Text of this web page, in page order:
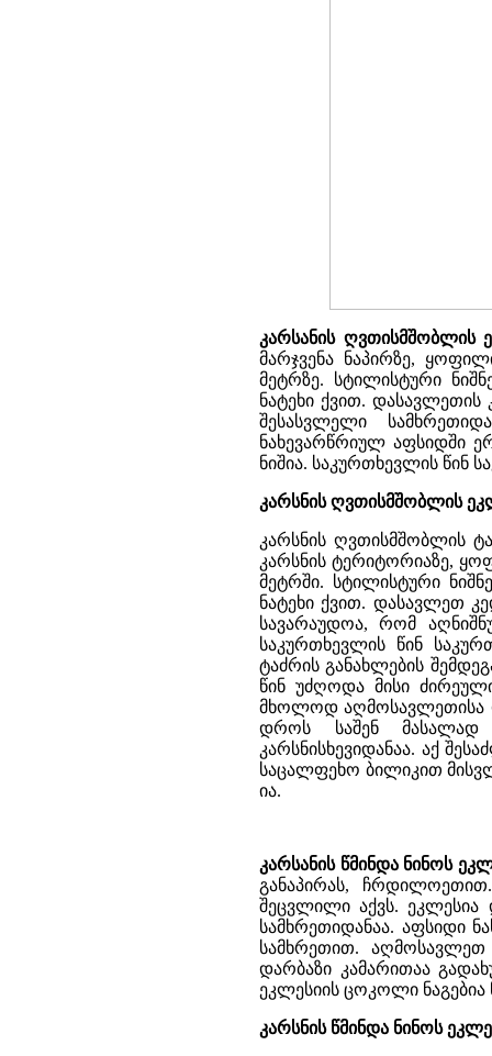
კარსანის ღვთისმშობლის
მარჯვენა ნაპირზე,
მეტრზე. სტილისტური
ნატეხი ქვით.
შესასვლელი
ნახევარწრიულ აფსიდში
ნიშია. საკურთხევლის წინ
კარსნის ღვთისმშობლის
კარსნის ღვთისმშობლის
კარსნის ტერიტორიაზე,
მეტრში. სტილისტური
ნატეხი ქვით. დასავლეთ
სავარაუდოა, რომ
საკურთხევლის წინ
ტაძრის განახლების
წინ უძღოდა მისი
მხოლოდ აღმოსავლეთისა
დროს საშენ მასალად
კარსნისხევიდანაა. აქ
საცალფეხო ბილიკით
ია.
კარსანის წმინდა ნინოს
განაპირას,
შეცვლილი აქვს. ეკლესია
სამხრეთიდანაა. აფსიდი
სამხრეთით.
დარბაზი კამარითაა
ეკლესიის ცოკოლი
კარსნის წმინდა ნინოს